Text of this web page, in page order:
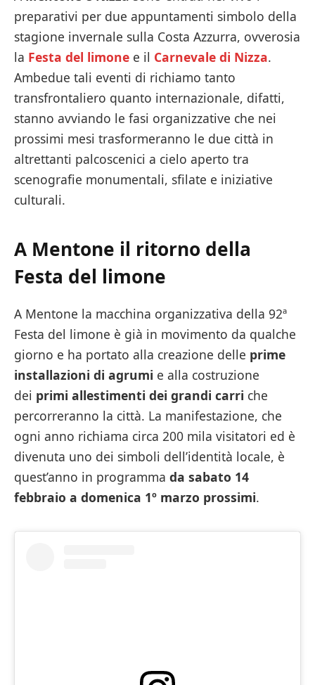
preparativi per due appuntamenti simbolo della
stagione invernale sulla Costa Azzurra, ovverosia
la Festa del limone e il Carnevale di Nizza.
Ambedue tali eventi di richiamo tanto
transfrontaliero quanto internazionale, difatti,
stanno avviando le fasi organizzative che nei
prossimi mesi trasformeranno le due città in
altrettanti palcoscenici a cielo aperto tra
scenografie monumentali, sfilate e iniziative
culturali.
A Mentone il ritorno della
Festa del limone
A Mentone la macchina organizzativa della 92ª
Festa del limone è già in movimento da qualche
giorno e ha portato alla creazione delle prime
installazioni di agrumi e alla costruzione
dei primi allestimenti dei grandi carri che
percorreranno la città. La manifestazione, che
ogni anno richiama circa 200 mila visitatori ed è
divenuta uno dei simboli dell’identità locale, è
quest’anno in programma da sabato 14
febbraio a domenica 1º marzo prossimi.